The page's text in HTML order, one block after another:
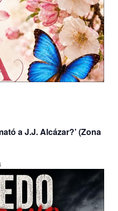
a J.J. Alcázar?’ (Zona